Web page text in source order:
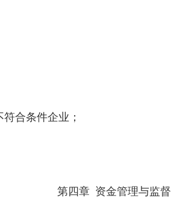
符合条件企业；
第四章 资金管理与监督